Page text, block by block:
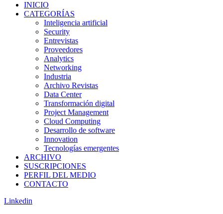
INICIO
CATEGORÍAS
Inteligencia artificial
Security
Entrevistas
Proveedores
Analytics
Networking
Industria
Archivo Revistas
Data Center
Transformación digital
Project Management
Cloud Computing
Desarrollo de software
Innovation
Tecnologías emergentes
ARCHIVO
SUSCRIPCIONES
PERFIL DEL MEDIO
CONTACTO
Linkedin